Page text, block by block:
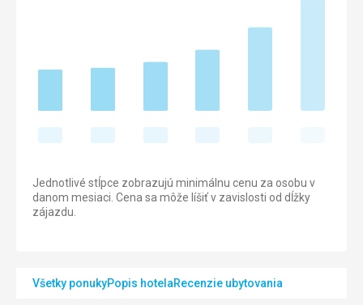
Jednotlivé stĺpce zobrazujú minimálnu cenu za osobu v
danom mesiaci. Cena sa môže líšiť v zavislosti od dĺžky
zájazdu.
Všetky ponukyPopis hotelaRecenzie ubytovania